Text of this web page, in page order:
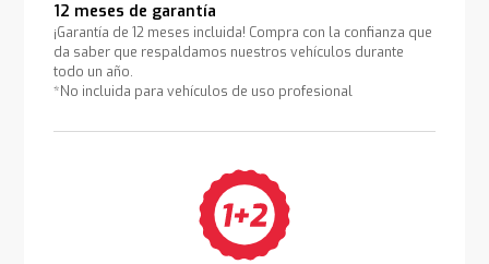
12 meses de garantía
¡Garantía de 12 meses incluida! Compra con la confianza que
da saber que respaldamos nuestros vehículos durante
todo un año.
*No incluida para vehículos de uso profesional